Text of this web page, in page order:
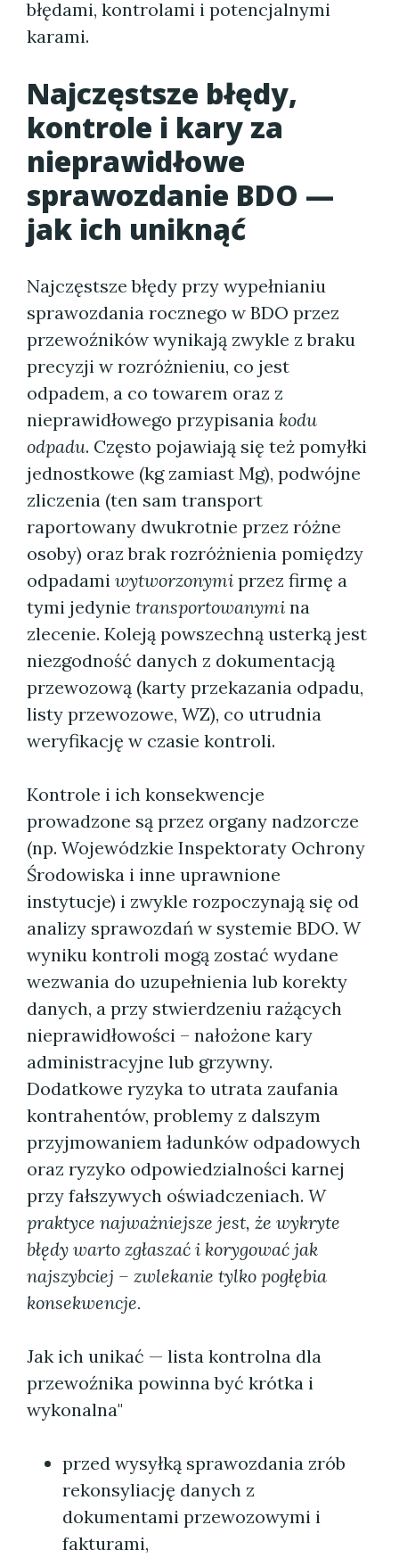
błędami, kontrolami i potencjalnymi
karami.
Najczęstsze błędy,
kontrole i kary za
nieprawidłowe
sprawozdanie BDO —
jak ich uniknąć
Najczęstsze błędy przy wypełnianiu
sprawozdania rocznego w BDO przez
przewoźników wynikają zwykle z braku
precyzji w rozróżnieniu, co jest
odpadem, a co towarem oraz z
nieprawidłowego przypisania kodu
odpadu. Często pojawiają się też pomyłki
jednostkowe (kg zamiast Mg), podwójne
zliczenia (ten sam transport
raportowany dwukrotnie przez różne
osoby) oraz brak rozróżnienia pomiędzy
odpadami wytworzonymi przez firmę a
tymi jedynie transportowanymi na
zlecenie. Koleją powszechną usterką jest
niezgodność danych z dokumentacją
przewozową (karty przekazania odpadu,
listy przewozowe, WZ), co utrudnia
weryfikację w czasie kontroli.
Kontrole i ich konsekwencje
prowadzone są przez organy nadzorcze
(np. Wojewódzkie Inspektoraty Ochrony
Środowiska i inne uprawnione
instytucje) i zwykle rozpoczynają się od
analizy sprawozdań w systemie BDO. W
wyniku kontroli mogą zostać wydane
wezwania do uzupełnienia lub korekty
danych, a przy stwierdzeniu rażących
nieprawidłowości – nałożone kary
administracyjne lub grzywny.
Dodatkowe ryzyka to utrata zaufania
kontrahentów, problemy z dalszym
przyjmowaniem ładunków odpadowych
oraz ryzyko odpowiedzialności karnej
przy fałszywych oświadczeniach. W
praktyce najważniejsze jest, że wykryte
błędy warto zgłaszać i korygować jak
najszybciej – zwlekanie tylko pogłębia
konsekwencje.
Jak ich unikać — lista kontrolna dla
przewoźnika powinna być krótka i
wykonalna"
przed wysyłką sprawozdania zrób
rekonsyliację danych z
dokumentami przewozowymi i
fakturami,